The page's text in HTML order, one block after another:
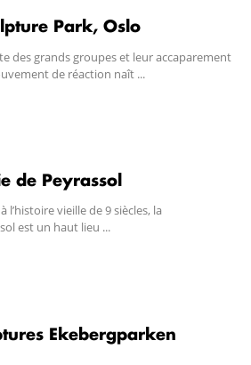
Park, Oslo
des grands groupes et leur accaparement
de réaction naît ...
de Peyrassol
l’histoire vieille de 9 siècles, la
est un haut lieu ...
Ekebergparken